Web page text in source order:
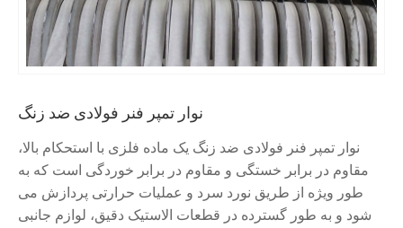
نوار تمپر فنر فولادی ضد زنگ
نوار تمپر فنر فولادی ضد زنگ یک ماده فلزی با استحکام بالا،
مقاوم در برابر خستگی و مقاوم در برابر خوردگی است که به
طور ویژه از طریق نورد سرد و عملیات حرارتی پردازش می
شود و به طور گسترده در قطعات الاستیک دقیق، لوازم جانبی